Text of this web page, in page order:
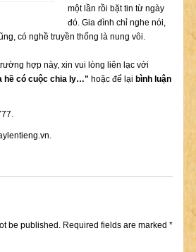
một lần rồi bặt tin từ ngày
đó. Gia đình chỉ nghe nói,
có nghề truyền thống là nung vôi.
hợp này, xin vui lòng liên lạc với
hề có cuộc chia ly…" hoặc để lại bình luận
.
be published.Required fields are marked *